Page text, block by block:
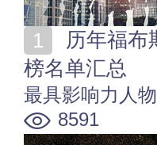
榜名单汇总
最具影响力人物
8591